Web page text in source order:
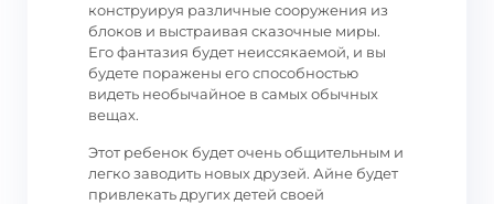
конструируя различные сооружения из
блоков и выстраивая сказочные миры.
Его фантазия будет неиссякаемой, и вы
будете поражены его способностью
видеть необычайное в самых обычных
вещах.
Этот ребенок будет очень общительным и
легко заводить новых друзей. Айне будет
привлекать других детей своей